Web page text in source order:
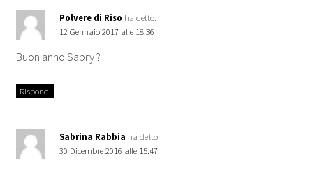
Polvere di Riso ha detto:
12 Gennaio 2017 alle 18:36
Buon anno Sabry ?
Rispondi
Sabrina Rabbia ha detto:
30 Dicembre 2016 alle 15:47